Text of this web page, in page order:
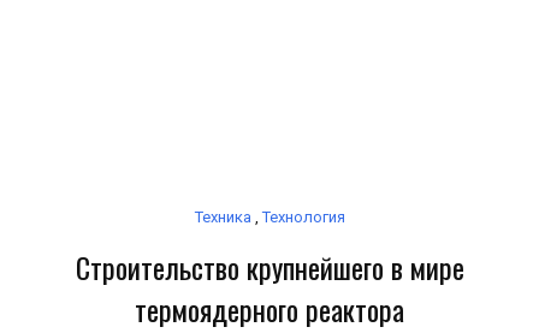
Техника ,Технология
Строительство крупнейшего в мире
термоядерного реактора